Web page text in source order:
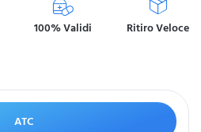
100% Validi Ritiro Veloce
ATC